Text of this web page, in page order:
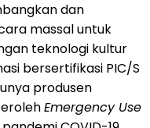
dan
massal untuk
teknologi kultur
bersertifikasi PIC/S
produsen
Emergency Use